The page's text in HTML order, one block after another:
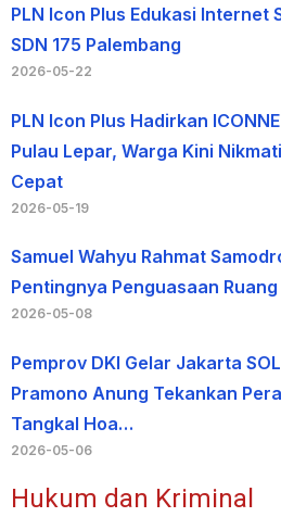
PLN Icon Plus Edukasi Internet
SDN 175 Palembang
2026-05-22
PLN Icon Plus Hadirkan
Pulau Lepar, Warga Kini
Cepat
2026-05-19
Samuel Wahyu Rahmat
Pentingnya Penguasaan
2026-05-08
Pemprov DKI Gelar Jakarta
Pramono Anung Tekankan
Tangkal Hoa…
2026-05-06
Hukum dan Kriminal